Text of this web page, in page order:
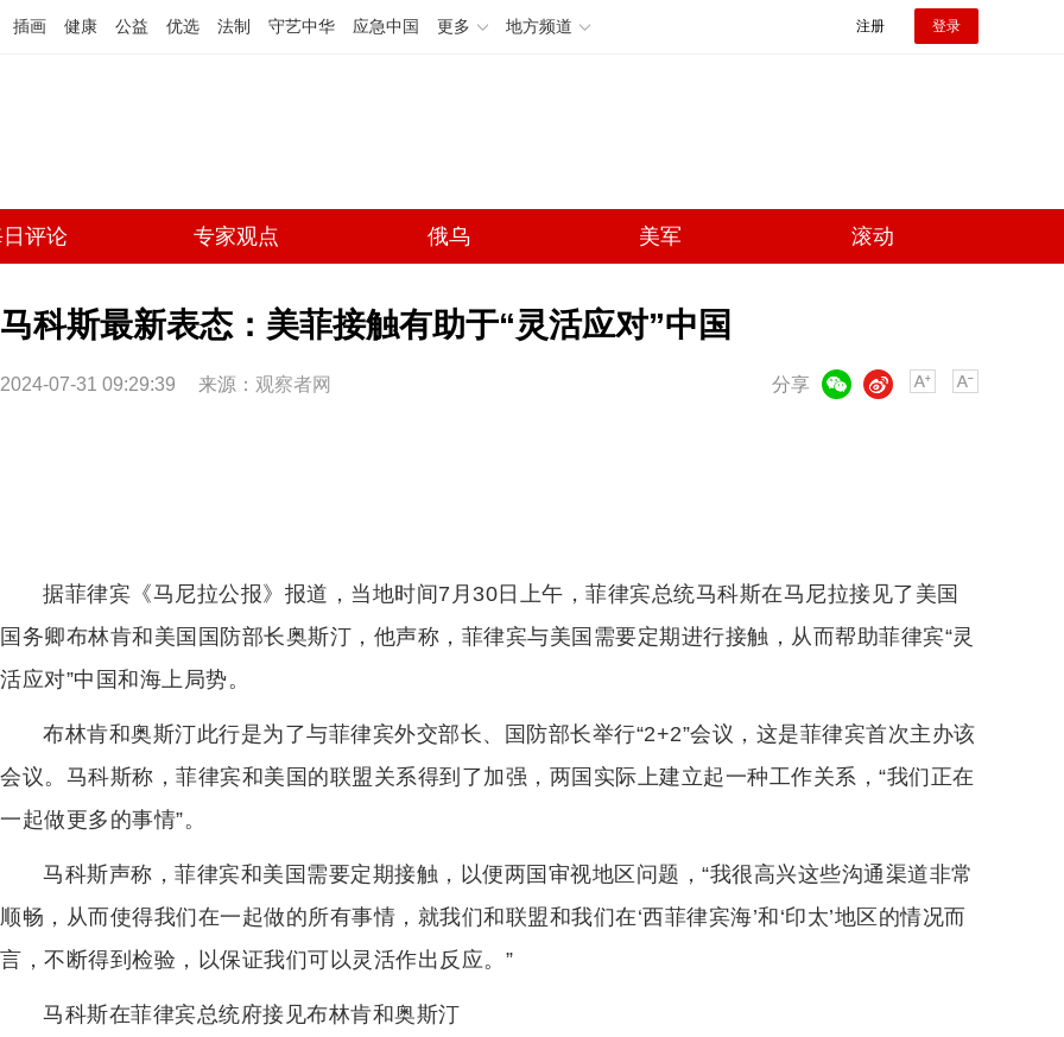
插画 健康 公益 优选 法制 守艺中华 应急中国 更多 地方频道 注册 登录
评论 专家观点 俄乌 美军 滚动
马科斯最新表态：美菲接触有助于“灵活应对”中国
2024-07-31 09:29:39 来源： 观察者网 分享
微博
据菲律宾《马尼拉公报》报道，当地时间7月30日上午，菲律宾总统马科斯在马尼拉接见了美国
国务卿布林肯和美国国防部长奥斯汀，他声称，菲律宾与美国需要定期进行接触，从而帮助菲律宾“灵
活应对”中国和海上局势。
布林肯和奥斯汀此行是为了与菲律宾外交部长、国防部长举行“2+2”会议，这是菲律宾首次主办该
会议。马科斯称，菲律宾和美国的联盟关系得到了加强，两国实际上建立起一种工作关系，“我们正在
一起做更多的事情”。
马科斯声称，菲律宾和美国需要定期接触，以便两国审视地区问题，“我很高兴这些沟通渠道非常
顺畅，从而使得我们在一起做的所有事情，就我们和联盟和我们在‘西菲律宾海’和‘印太’地区的情况而
言，不断得到检验，以保证我们可以灵活作出反应。”
马科斯在菲律宾总统府接见布林肯和奥斯汀